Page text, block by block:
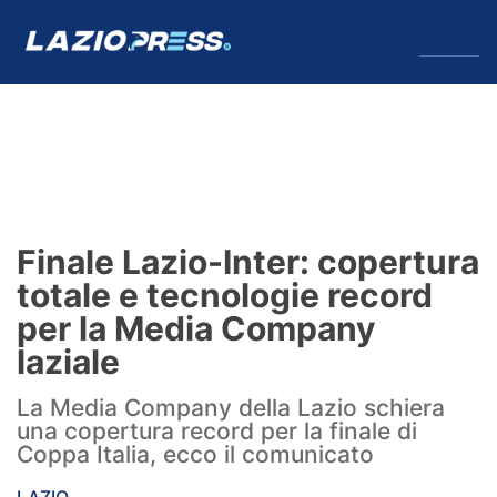
Formello
Infortuni
Primavera
Calciomercato
Finale Lazio-Inter: copertura
totale e tecnologie record
per la Media Company
laziale
La Media Company della Lazio schiera
una copertura record per la finale di
Coppa Italia, ecco il comunicato